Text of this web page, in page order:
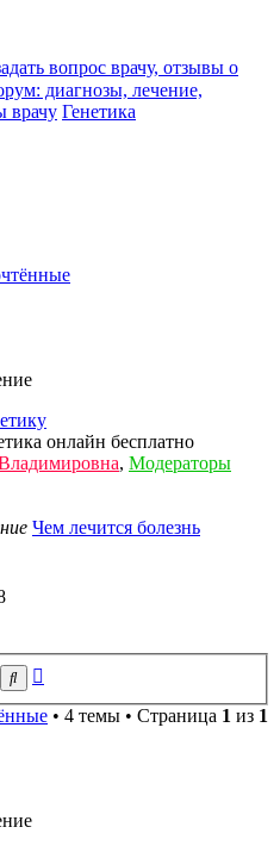
вопрос врачу, отзывы о
диагнозы, лечение,
врачу Генетика
онлайн бесплатно
, Модераторы
Чем лечится болезнь
Поиск
• 4 темы • Страница 1 из 1